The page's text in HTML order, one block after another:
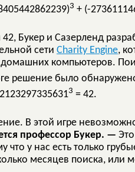
3 + (-
42, Букер и Сазерленд
сети Charity Engine,
компьютеров.
решение было
3 = 42.
В этой игре
профессор Букер. —
что у нас есть только
месяцев поиска, или